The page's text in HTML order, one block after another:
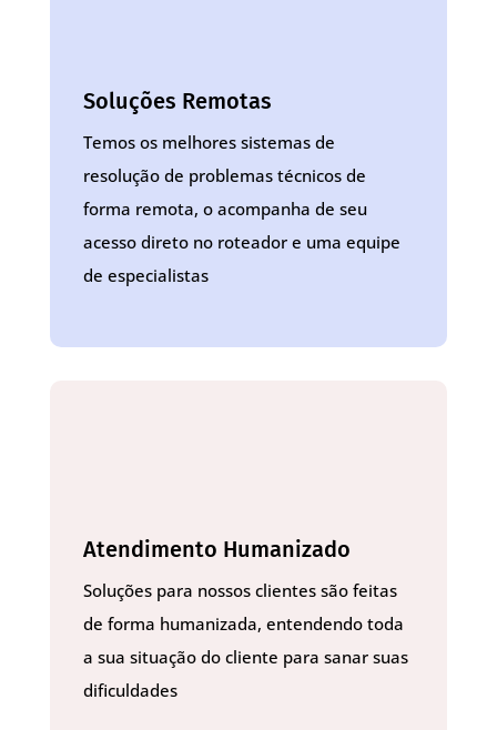
Soluções Remotas
Temos os melhores sistemas de
resolução de problemas técnicos de
forma remota, o acompanha de seu
acesso direto no roteador e uma equipe
de especialistas
Atendimento Humanizado
Soluções para nossos clientes são feitas
de forma humanizada, entendendo toda
a sua situação do cliente para sanar suas
dificuldades